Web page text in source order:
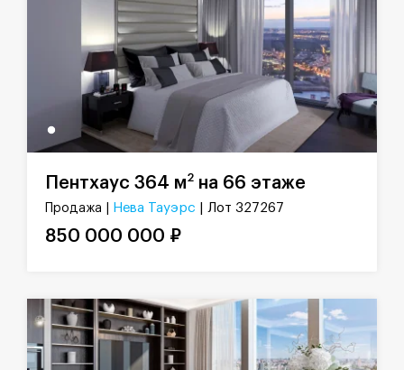
Пентхаус 364 м2 на 66 этаже
Продажа | Нева Тауэрс | Лот 327267
850 000 000 ₽